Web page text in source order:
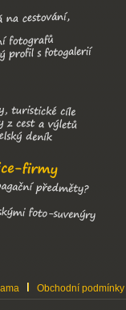
Obchodní podmínky